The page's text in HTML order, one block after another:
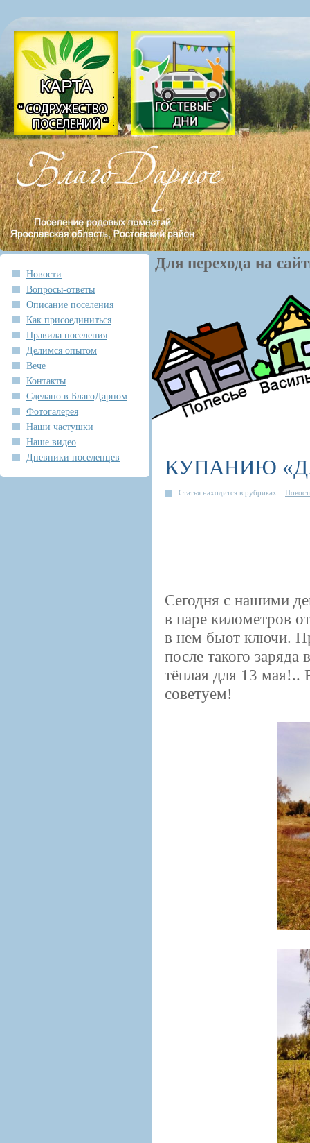
Новости
Вопросы-ответы
Описание поселения
Как присоединиться
Правила поселения
Делимся опытом
Вече
Контакты
Сделано в БлагоДарном
Фотогалерея
Наши частушки
Наше видео
Дневники поселенцев
Для перехода на
КУПАНИЮ
Статья находится в рубриках:
Сегодня с нашими
в паре километров
в нем бьют ключи.
после такого
тёплая для 13
советуем!